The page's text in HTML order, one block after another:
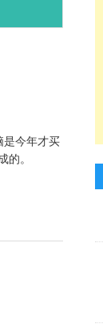
是今年才买
的。